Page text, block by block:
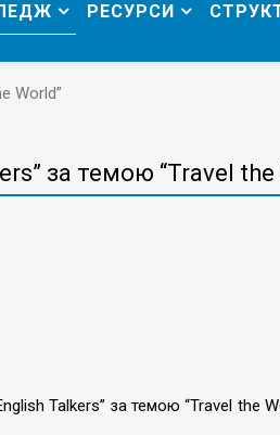
РЕСУРСИ
World”
за темою “Travel the
Talkers” за темою “Travel the